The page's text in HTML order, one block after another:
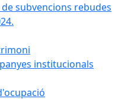
de subvencions rebudes
institucionals